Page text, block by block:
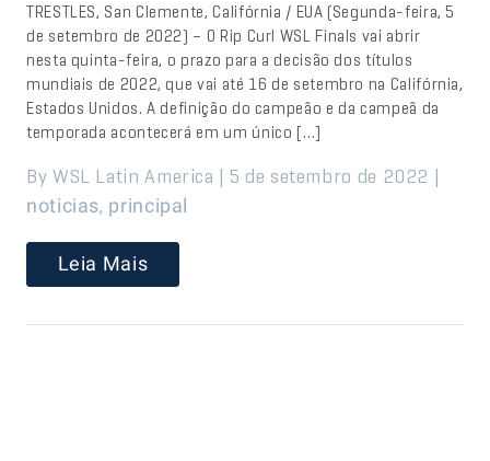
TRESTLES, San Clemente, Califórnia / EUA (Segunda-feira, 5
de setembro de 2022) – O Rip Curl WSL Finals vai abrir
nesta quinta-feira, o prazo para a decisão dos títulos
mundiais de 2022, que vai até 16 de setembro na Califórnia,
Estados Unidos. A definição do campeão e da campeã da
temporada acontecerá em um único […]
By WSL Latin America | 5 de setembro de 2022 |
noticias, principal
Leia Mais